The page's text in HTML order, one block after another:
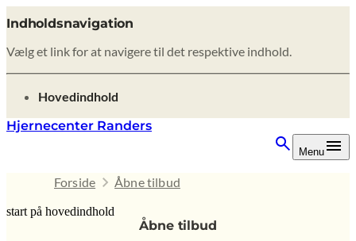
Indholdsnavigation
Vælg et link for at navigere til det respektive indhold.
gå til
Hovedindhold
Hjernecenter Randers
Menu
Forside Åbne tilbud
start på hovedindhold
Åbne tilbudsenest opdateret 9. februar 2026